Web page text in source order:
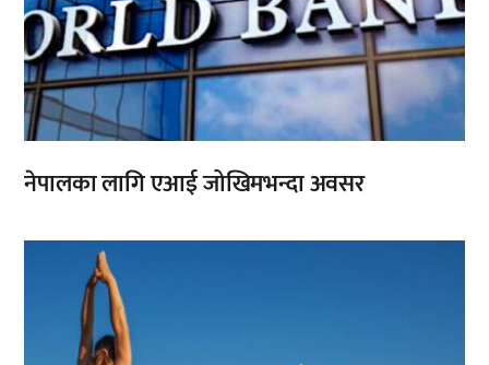
नेपालका लागि एआई जोखिमभन्दा अवसर